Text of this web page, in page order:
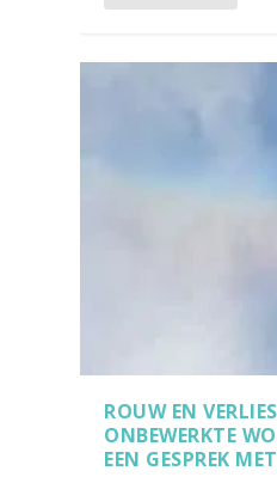
ROUW EN
ONBEWERKTE
EEN GESPREK